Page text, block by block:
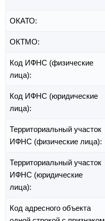
ОКАТО:
ОКТМО:
Код ИФНС (физические
лица):
Код ИФНС (юридические
лица):
Территориальный участок
ИФНС (физические лица):
Территориальный участок
ИФНС (юридические
лица):
Код адресного объекта